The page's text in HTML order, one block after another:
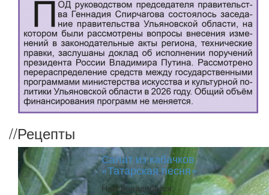
//Рецепты
Салат из кабачков
«Татарская песня»
Нам понадобится: